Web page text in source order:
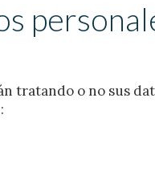
tratando o no sus